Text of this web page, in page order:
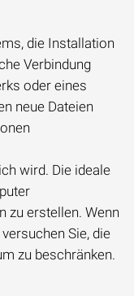
die Installation
Verbindung
oder eines
neue Dateien
wird. Die ideale
zu erstellen. Wenn
Sie, die
zu beschränken.